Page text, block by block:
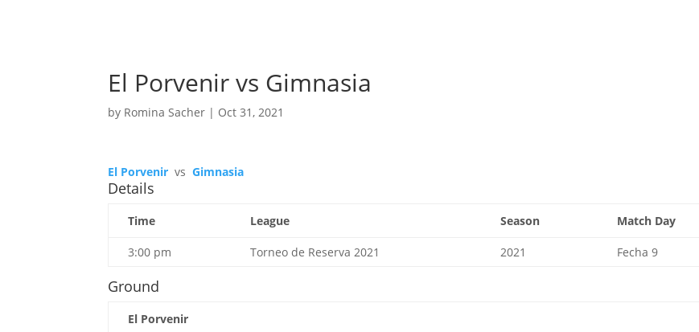
El Porvenir vs Gimnasia
by Romina Sacher | Oct 31, 2021
El Porvenir vs Gimnasia
Details
Time League Season Match Day
3:00 pm Torneo de Reserva 2021 2021 Fecha 9
Ground
El Porvenir